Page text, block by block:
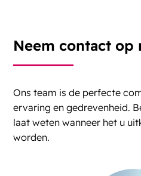
Neem contact op
Ons team is de perfecte
ervaring en gedrevenheid.
laat weten wanneer het u
worden.